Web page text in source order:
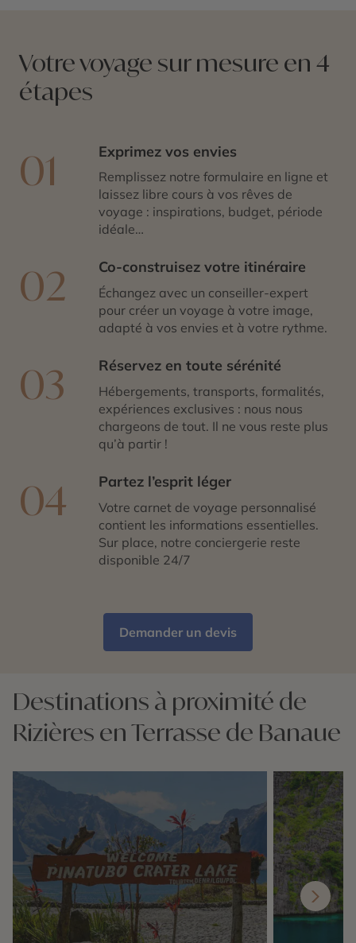
Votre voyage sur mesure en 4
étapes
01 Exprimez vos envies
Remplissez notre formulaire en ligne et
laissez libre cours à vos rêves de
voyage : inspirations, budget, période
idéale…
02 Co-construisez votre itinéraire
Échangez avec un conseiller-expert
pour créer un voyage à votre image,
adapté à vos envies et à votre rythme.
03 Réservez en toute sérénité
Hébergements, transports, formalités,
expériences exclusives : nous nous
chargeons de tout. Il ne vous reste plus
qu’à partir !
04 Partez l’esprit léger
Votre carnet de voyage personnalisé
contient les informations essentielles.
Sur place, notre conciergerie reste
disponible 24/7
Demander un devis
Destinations à proximité de
Rizières en Terrasse de Banaue